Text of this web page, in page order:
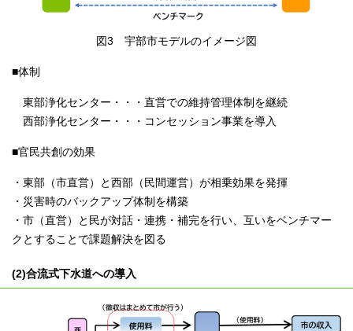
図3 宇部市モデルのイメージ図
■体制
東部浄化センター・・・直営での維持管理体制を継続
西部浄化センター・・・コンセッション事業を導入
■官民共創の効果
・東部（市直営）と西部（民間運営）が相乗効果を発揮
・災害時のバックアップ体制を構築
・市（直営）と民が対話・連携・補完を行い、互いをベンチマー
クとすることで課題解決を図る
(2)合流式下水道への導入